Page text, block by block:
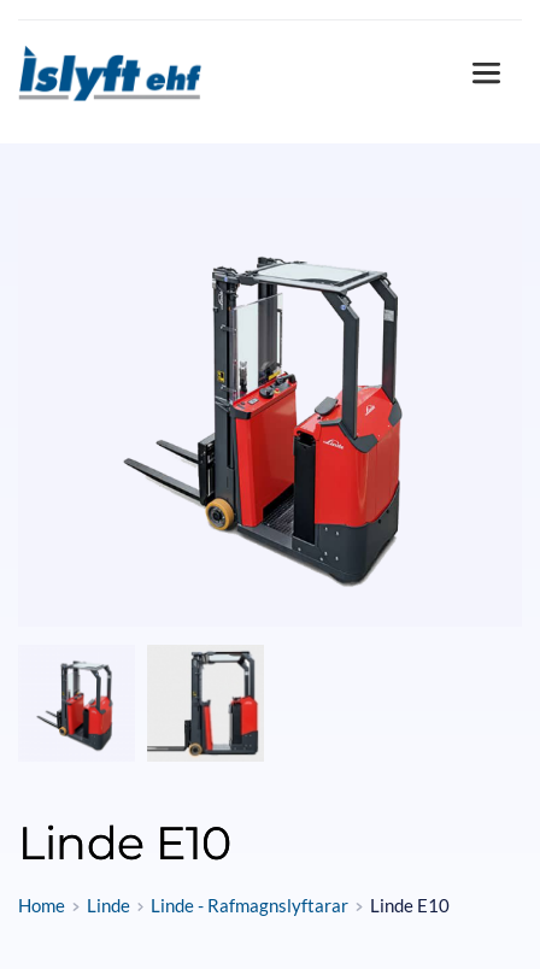
Linde E10
Home Linde Linde - Rafmagnslyftarar Linde E10